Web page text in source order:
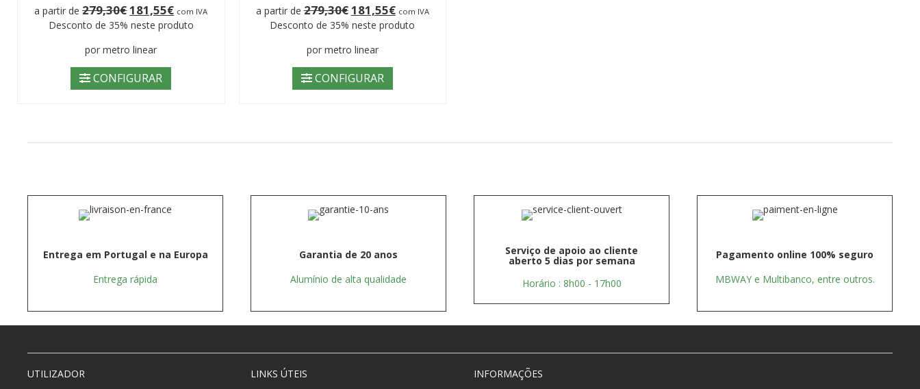
a partir de279,30€O
preço
original
era:
181,55€O
preço
com IVA
Desconto de 35% neste produto
por metro linear
CONFIGURAR
a partir de279,30€ O
preço
original
era:
181,55€O
preço
com IVA
Desconto de 35% neste produto
por metro linear
CONFIGURAR
Entrega em Portugal e na Europa
Entrega rápida
Garantia de 20 anos
Alumínio de alta qualidade
Serviço de apoio ao cliente
aberto 5 dias por semana
Horário : 8h00 - 17h00
Pagamento online 100% seguro
MBWAY e Multibanco, entre outros.
UTILIZADOR LINKS ÚTEIS INFORMAÇÕES